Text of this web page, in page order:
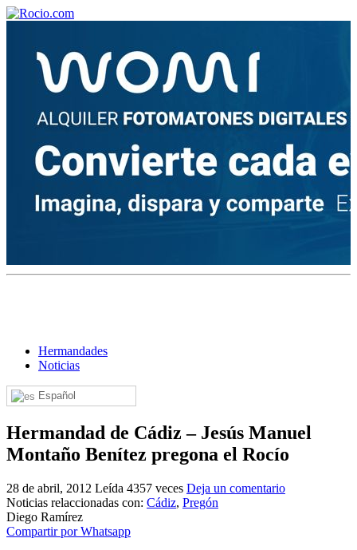
Hermandades
Noticias
Español
Hermandad de Cádiz – Jesús Manuel
Montaño Benítez pregona el Rocío
28 de abril, 2012 Leída 4357 veces Deja un comentario
Noticias relaccionadas con: Cádiz, Pregón
Diego Ramírez
Compartir por Whatsapp
¡Bienvenido! Soy el asistente virtual de rocio.com.
¿En qué puedo ayudarte?
¿Cuándo se construyó la primera ermita?
El traslado cada siete años
¿Cuales son los actos principales que se celebran en el
Quiero hacer el camino,¿que tengo que hacer?
En el Rocío, ¿dónde me alojo?